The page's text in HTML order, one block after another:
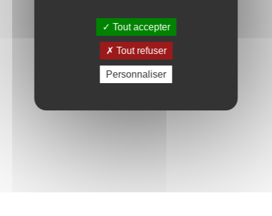
Tout accepter
Tout refuser
Personnaliser